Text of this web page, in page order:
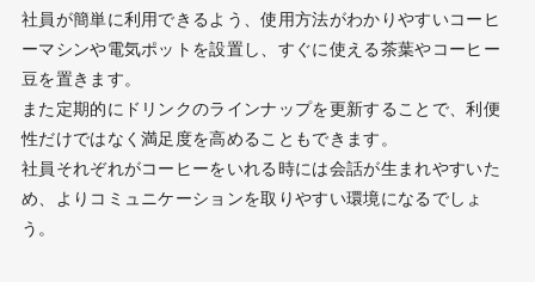
社員が簡単に利用できるよう、使用方法がわかりやすいコーヒ
ーマシンや電気ポットを設置し、すぐに使える茶葉やコーヒー
豆を置きます。
また定期的にドリンクのラインナップを更新することで、利便
性だけではなく満足度を高めることもできます。
社員それぞれがコーヒーをいれる時には会話が生まれやすいた
め、よりコミュニケーションを取りやすい環境になるでしょ
う。